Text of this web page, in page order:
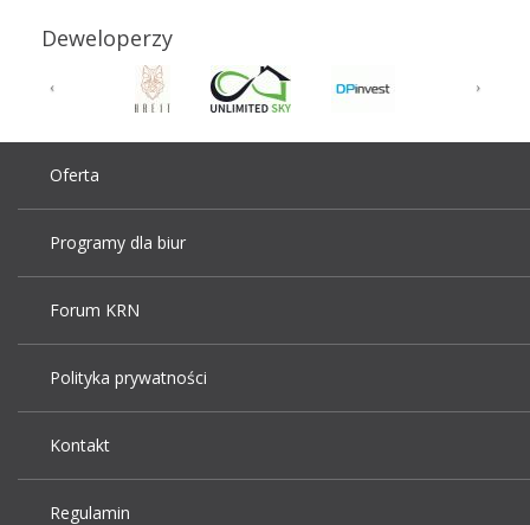
Deweloperzy
Oferta
Programy dla biur
Forum KRN
Polityka prywatności
Kontakt
Regulamin